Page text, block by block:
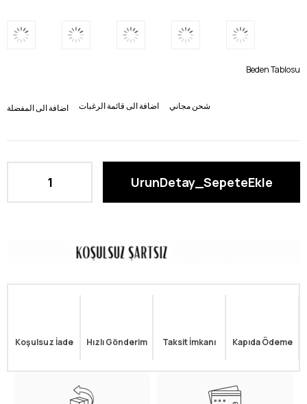
Beden Tablosu
اضافة الى المفضلة اضافة الى قائمة الرغبات شحن مجاني
Koşulsuz İade Hızlı Gönderim Taksit İmkanı Kapıda Ödeme